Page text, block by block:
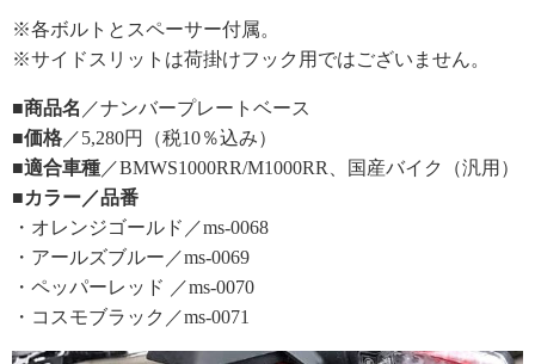
※各ボルトとスペーサー付属。
※サイドスリットは荷掛けフック用ではございません。
■商品名 ／ナンバープレートベース
■価格 ／5,280円（税10％込み）
■適合車種 ／BMWS1000RR/M1000RR、国産バイク（汎用）
■カラー／品番
・オレンジゴールド／ms-0068
・アールズブルー／ms-0069
・ペッパーレッド ／ms-0070
・コスモブラック／ms-0071